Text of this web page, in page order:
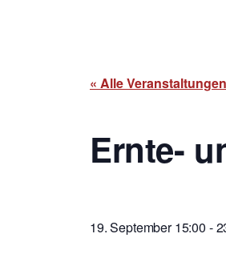
« Alle Veranstaltungen
Ernte-
19. September 15:00 -